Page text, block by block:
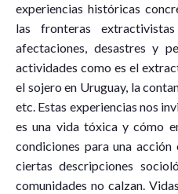
experiencias históricas
las fronteras
afectaciones, desastres y
actividades como es el
el sojero en Uruguay, la
etc. Estas experiencias nos
es una vida tóxica y cómo
condiciones para una
ciertas descripciones
comunidades no calzan.